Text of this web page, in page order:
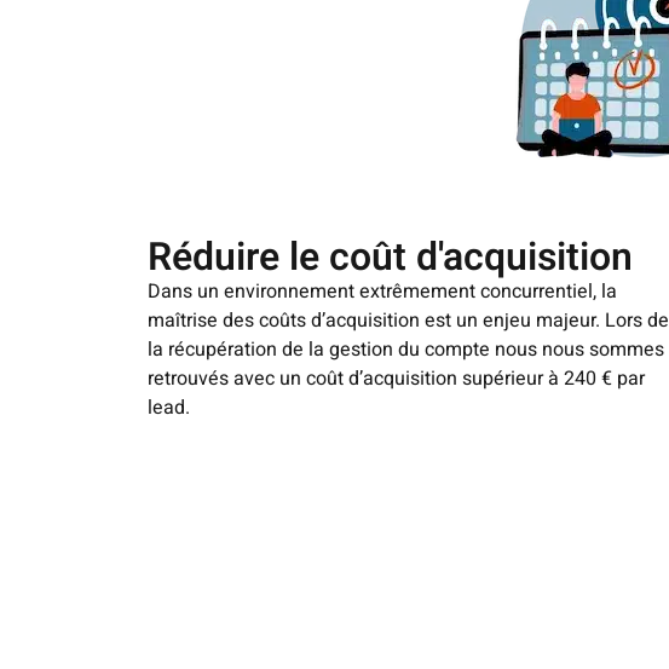
Réduire le coût d'acquisition
Dans un environnement extrêmement concurrentiel, la
maîtrise des coûts d’acquisition est un enjeu majeur. Lors de
la récupération de la gestion du compte nous nous sommes
retrouvés avec un coût d’acquisition supérieur à 240 € par
lead.